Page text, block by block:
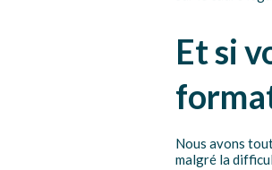
Et si
Nous avons
malgré la